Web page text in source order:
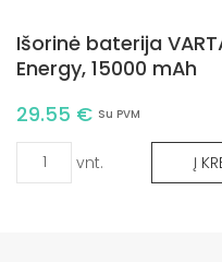
Išorinė baterija
Energy, 15000 mAh
29.55 € Su PVM
vnt. Į